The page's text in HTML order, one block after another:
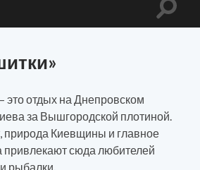
Toggle
отдых на Днепровском
за Вышгородской плотиной.
природа Киевщины и главное
привлекают сюда любителей
рыбалки.